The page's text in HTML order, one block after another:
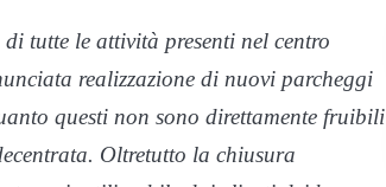
tutte le attività presenti nel centro
realizzazione di nuovi parcheggi
questi non sono direttamente fruibili
Oltretutto la chiusura